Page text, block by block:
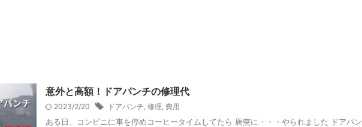
意外と高額！ドアパンチの修理代
2023/2/20 ドアパンチ 修理 費用
ある日、コンビニに車を停めコーヒータイムしてたら 唐突に・・・やられました ドアパン